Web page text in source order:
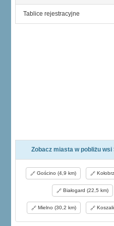
Tablice rejestracyjne
Zobacz miasta w pobliżu wsi
Gościno (4,9 km)
Białogard (22,5 km)
Mielno (30,2 km)